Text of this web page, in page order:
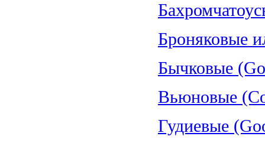
Броняковые
Бычковые
Вьюновые
Гудиевые